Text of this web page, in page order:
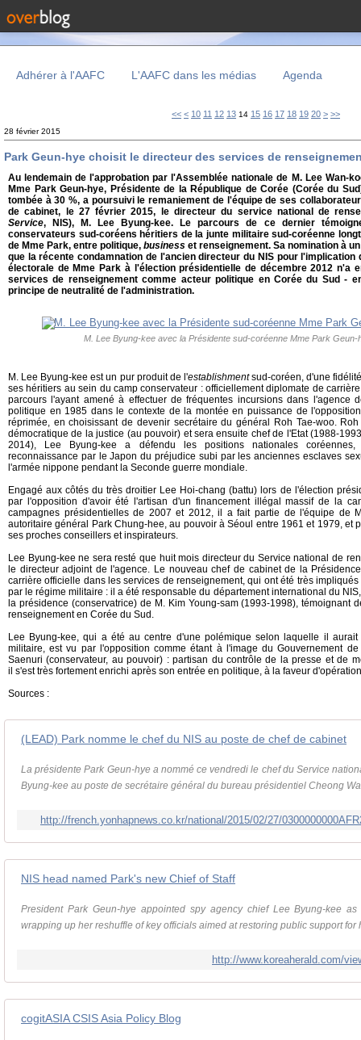
Adhérer à l'AAFC L'AAFC dans les médias Agenda
<< < 10 11 12 13 14 15 16 17 18 19 20 > >>
28 février 2015
Park Geun-hye choisit le directeur des services de
Au lendemain de l'approbation par l'Assemblée nationale de M. Lee Wan-
Mme Park Geun-hye, Présidente de la République de Corée (Corée du
tombée à 30 %, a poursuivi le remaniement de l'équipe de ses
de cabinet, le 27 février 2015, le directeur du service national de
Service, NIS), M. Lee Byung-kee. Le parcours de ce dernier
conservateurs sud-coréens héritiers de la junte militaire sud-coréenne
de Mme Park, entre politique, business et renseignement. Sa nomination à
que la récente condamnation de l'ancien directeur du NIS pour
électorale de Mme Park à l'élection présidentielle de décembre 2012 n'a
services de renseignement comme acteur politique en Corée du Sud -
principe de neutralité de l'administration.
M. Lee Byung-kee avec la Présidente sud-coréenne Mme Park Geun-
M. Lee Byung-kee est un pur produit de l'establishmentsud-coréen, d'une
ses héritiers au sein du camp conservateur : officiellement diplomate de
parcours l'ayant amené à effectuer de fréquentes incursions dans l'agence
politique en 1985 dans le contexte de la montée en puissance de
réprimée, en choisissant de devenir secrétaire du général Roh Tae-woo.
démocratique de la justice (au pouvoir) et sera ensuite chef de l'Etat (1988-
2014), Lee Byung-kee a défendu les positions nationales
reconnaissance par le Japon du préjudice subi par les anciennes esclaves
l'armée nippone pendant la Seconde guerre mondiale.
Engagé aux côtés du très droitier Lee Hoi-chang (battu) lors de l'élection
par l'opposition d'avoir été l'artisan d'un financement illégal massif de la
campagnes présidentielles de 2007 et 2012, il a fait partie de l'équipe de
autoritaire général Park Chung-hee, au pouvoir à Séoul entre 1961 et 1979, et
ses proches conseillers et inspirateurs.
Lee Byung-kee ne sera resté que huit mois directeur du Service national de
le directeur adjoint de l'agence. Le nouveau chef de cabinet de la
carrière officielle dans les services de renseignement, qui ont été très
par le régime militaire : il a été responsable du département international du
la présidence (conservatrice) de M. Kim Young-sam (1993-1998), témoignant
renseignement en Corée du Sud.
Lee Byung-kee, qui a été au centre d'une polémique selon laquelle il
militaire, est vu par l'opposition comme étant à l'image du Gouvernement
Saenuri (conservateur, au pouvoir) : partisan du contrôle de la presse et de
il s'est très fortement enrichi après son entrée en politique, à la faveur
Sources :
(LEAD) Park nomme le chef du NIS au poste de chef de cabinet
La présidente Park Geun-hye a nommé ce vendredi le chef du Service
Byung-kee au poste de secrétaire général du bureau présidentiel Cheong
http://french.yonhapnews.co.kr/national/2015/02/27/
NIS head named Park's new Chief of Staff
President Park Geun-hye appointed spy agency chief Lee Byung-kee
wrapping up her reshuffle of key officials aimed at restoring public support for
http://www.koreaherald.com/
cogitASIA CSIS Asia Policy Blog